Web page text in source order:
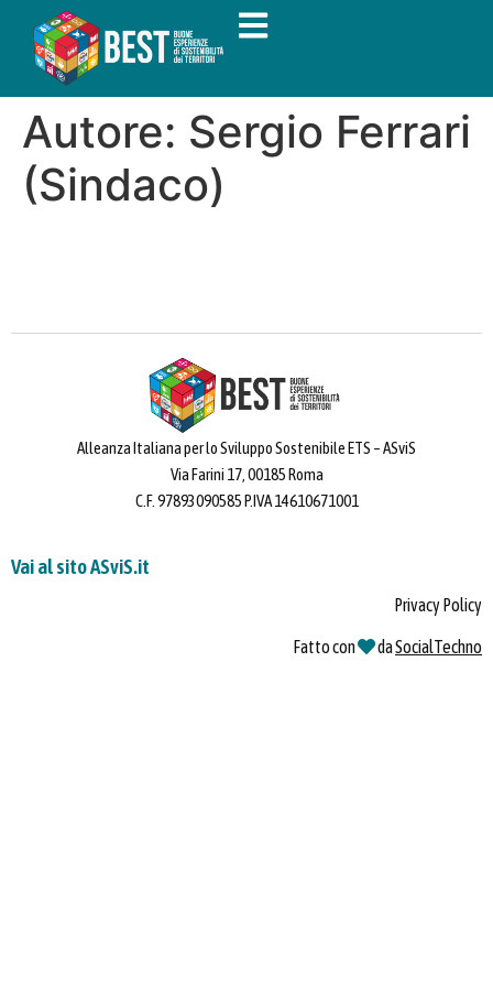
Autore: Sergio Ferrari
(Sindaco)
Alleanza Italiana per lo Sviluppo Sostenibile ETS – ASviS
Via Farini 17, 00185 Roma
C.F. 97893090585 P.IVA 14610671001
Vai al sito ASviS.it
Privacy Policy
Fatto con daSocialTechno